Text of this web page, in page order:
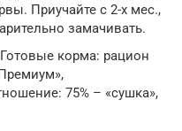
Приучайте с 2-х мес.,
замачивать.
корма: рацион
75% – «сушка»,